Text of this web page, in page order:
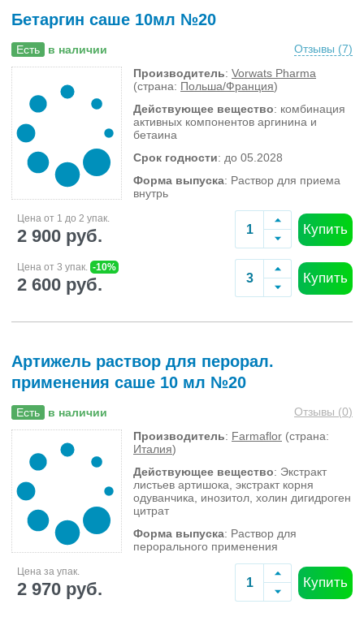
Бетаргин саше 10мл №20
Есть в наличии Отзывы (7)
Производитель: Vorwats Pharma
(страна: Польша/Франция)
Действующее вещество: комбинация
активных компонентов аргинина и
бетаина
Срок годности: до 05.2028
Форма выпуска: Раствор для приема
внутрь
Цена от 1 до 2 упак.
2 900 руб. Купить
Цена от 3 упак. -10%
2 600 руб. Купить
Артижель раствор для перорал.
применения саше 10 мл №20
Есть в наличии Отзывы (0)
Производитель: Farmaflor (страна:
Италия)
Действующее вещество: Экстракт
листьев артишока, экстракт корня
одуванчика, инозитол, холин дигидроген
цитрат
Форма выпуска: Раствор для
перорального применения
Цена за упак.
2 970 руб. Купить